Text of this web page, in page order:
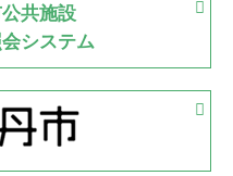
開催
の部
共施設
システム